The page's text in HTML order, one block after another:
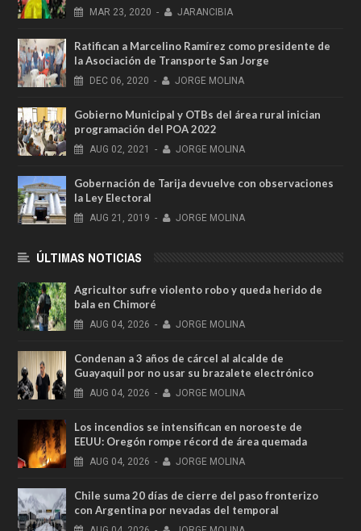
MAR 23, 2020 - JARANCIBIA
Ratifican a Marcelino Ramírez como presidente de
la Asociación de Transporte San Jorge
DEC 06, 2020 - JORGE MOLINA
Gobierno Municipal y OTBs del área rural inician
programación del POA 2022
AUG 02, 2021 - JORGE MOLINA
Gobernación de Tarija devuelve con observaciones
la Ley Electoral
AUG 21, 2019 - JORGE MOLINA
ÚLTIMAS NOTICIAS
Agricultor sufre violento robo y queda herido de
bala en Chimoré
AUG 04, 2026 - JORGE MOLINA
Condenan a 3 años de cárcel al alcalde de
Guayaquil por no usar su brazalete electrónico
AUG 04, 2026 - JORGE MOLINA
Los incendios se intensifican en noroeste de
EEUU: Oregón rompe récord de área quemada
AUG 04, 2026 - JORGE MOLINA
Chile suma 20 días de cierre del paso fronterizo
con Argentina por nevadas del temporal